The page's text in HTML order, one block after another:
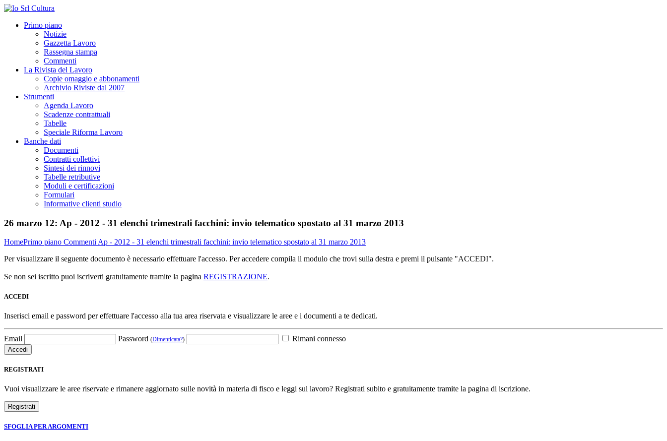
Primo piano
Notizie
Gazzetta Lavoro
Rassegna stampa
Commenti
La Rivista del Lavoro
Copie omaggio e abbonamenti
Archivio Riviste dal 2007
Strumenti
Agenda Lavoro
Scadenze contrattuali
Tabelle
Speciale Riforma Lavoro
Banche dati
Documenti
Contratti collettivi
Sintesi dei rinnovi
Tabelle retributive
Moduli e certificazioni
Formulari
Informative clienti studio
26 marzo 12: Ap - 2012 - 31 elenchi trimestrali facchini: invio telematico spostato al 31 marzo 2013
HomePrimo piano CommentiAp - 2012 - 31 elenchi trimestrali facchini: invio telematico spostato al 31 marzo 2013
Per visualizzare il seguente documento è necessario effettuare l'accesso. Per accedere compila il modulo che trovi sulla destra e premi il pulsante "ACCEDI".
Se non sei iscritto puoi iscriverti gratuitamente tramite la pagina REGISTRAZIONE.
ACCEDI
Inserisci email e password per effettuare l'accesso alla tua area riservata e visualizzare le aree e i documenti a te dedicati.
Email Password (Dimenticata?) Rimani connesso
REGISTRATI
Vuoi visualizzare le aree riservate e rimanere aggiornato sulle novità in materia di fisco e leggi sul lavoro? Registrati subito e gratuitamente tramite la pagina di iscrizione.
SFOGLIA PER ARGOMENTI